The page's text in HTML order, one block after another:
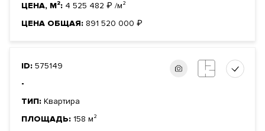
ЦЕНА, М²: 4 525 482 ₽ /м²
ЦЕНА ОБЩАЯ: 891 520 000 ₽
ID: 575149
-
ТИП: Квартира
ПЛОЩАДЬ: 158 м²